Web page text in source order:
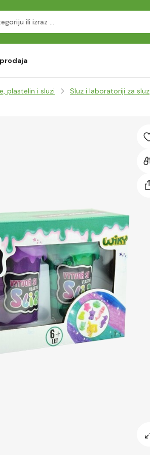
plastelin i sluzi Sluz i laboratoriji za sluz